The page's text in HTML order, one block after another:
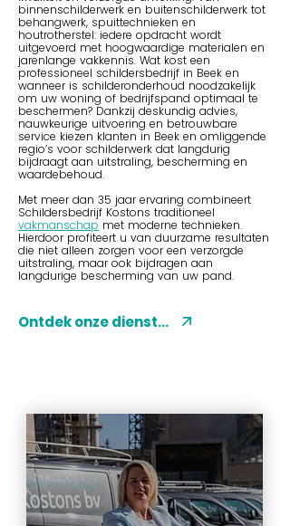
binnenschilderwerk en buitenschilderwerk tot
behangwerk, spuittechnieken en
houtrotherstel: iedere opdracht wordt
uitgevoerd met hoogwaardige materialen en
jarenlange vakkennis. Wat kost een
professioneel schildersbedrijf in Beek en
wanneer is schilderonderhoud noodzakelijk
om uw woning of bedrijfspand optimaal te
beschermen? Dankzij deskundig advies,
nauwkeurige uitvoering en betrouwbare
service kiezen klanten in Beek en omliggende
regio’s voor schilderwerk dat langdurig
bijdraagt aan uitstraling, bescherming en
waardebehoud.
Met meer dan 35 jaar ervaring combineert
Schildersbedrijf Kostons traditioneel
vakmanschap met moderne technieken.
Hierdoor profiteert u van duurzame resultaten
die niet alleen zorgen voor een verzorgde
uitstraling, maar ook bijdragen aan
langdurige bescherming van uw pand.
Ontdek onze diensten